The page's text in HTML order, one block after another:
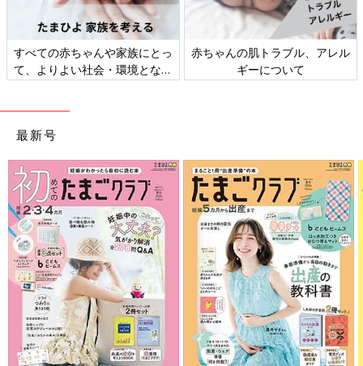
すべての赤ちゃんや家族にとっ
て、よりよい社会・環境となる
赤ちゃんの肌トラブル、アレル
ギーについて
最新号